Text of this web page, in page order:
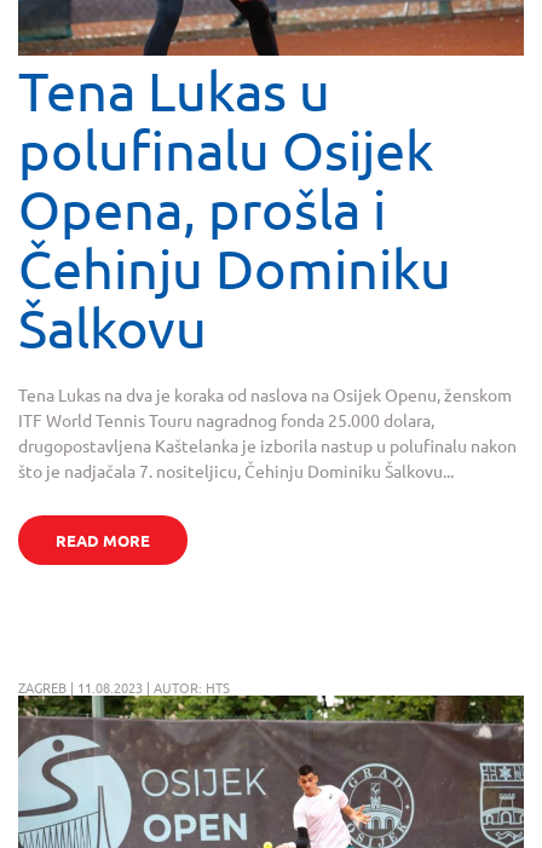
Tena Lukas u
polufinalu Osijek
Opena, prošla i
Čehinju Dominiku
Šalkovu
Tena Lukas na dva je koraka od naslova na Osijek Openu, ženskom
ITF World Tennis Touru nagradnog fonda 25.000 dolara,
drugopostavljena Kaštelanka je izborila nastup u polufinalu nakon
što je nadjačala 7. nositeljicu, Čehinju Dominiku Šalkovu...
READ MORE
ZAGREB | 11.08.2023 | AUTOR: HTS